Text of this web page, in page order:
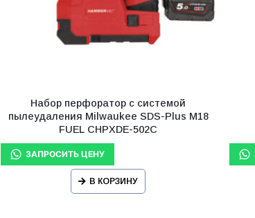
Набор перфоратор с системой
пылеудаления Milwaukee SDS-Plus M18
FUEL CHPXDE-502C
В КОРЗИНУ